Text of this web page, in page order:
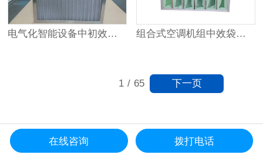
电气化智能设备中初效金属网过滤器的应用 组合式空调机组中效袋式过滤器更换时间
1 / 65 下一页
更多资讯
在线咨询 拨打电话